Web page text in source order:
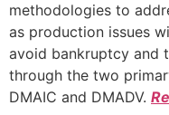
methodologies to
as production issues
avoid bankruptcy and
through the two
DMAIC and DMADV.